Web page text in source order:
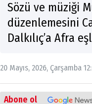
Sözü ve müziği
düzenlemesini
Dalkılıç’a Afra
20 Mayıs, 2026, Çarşamba
Abone ol